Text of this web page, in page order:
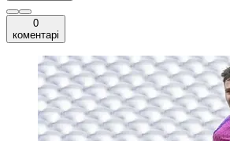
0
коментарі